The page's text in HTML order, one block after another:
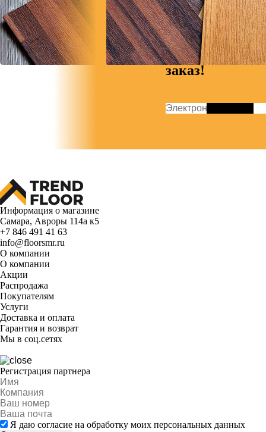
5%
на
следующий
заказ!
Информация о магазине
Самара, Авроры 114а к5
+7 846 491 41 63
info@floorsmr.ru
О компании
О компании
Акции
Распродажа
Покупателям
Услуги
Доставка и оплата
Гарантия и возврат
Мы в соц.сетях
Регистрация партнера
Я даю согласие на обработку моих персональных данных